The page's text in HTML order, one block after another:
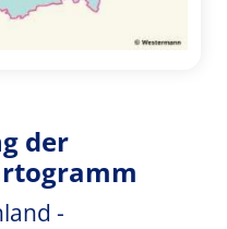
der
-